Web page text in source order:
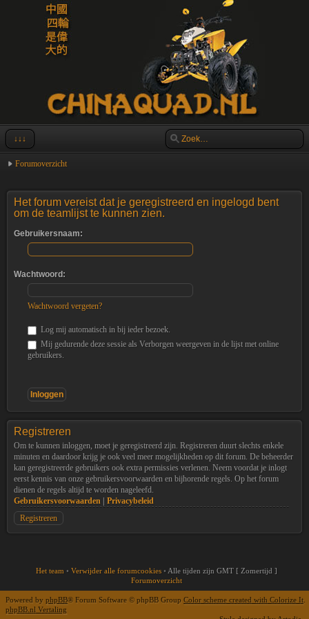
↓↓↓
Forumoverzicht
Het forum vereist dat je geregistreerd en ingelogd bent
om de teamlijst te kunnen zien.
Gebruikersnaam:
Wachtwoord:
Wachtwoord vergeten?
Log mij automatisch in bij ieder bezoek.
Mij gedurende deze sessie als Verborgen weergeven in de lijst met online
gebruikers.
Registreren
Om te kunnen inloggen, moet je geregistreerd zijn. Registreren duurt slechts enkele
minuten en daardoor krijg je ook veel meer mogelijkheden op dit forum. De beheerder
kan geregistreerde gebruikers ook extra permissies verlenen. Neem voordat je inlogt
eerst kennis van onze gebruikersvoorwaarden en bijhorende regels. Op het forum
dienen de regels altijd te worden nageleefd.
Gebruikersvoorwaarden
Privacybeleid
Registreren
Het team • Verwijder alle forumcookies • Alle tijden zijn GMT [ Zomertijd ]
Forumoverzicht
Powered by phpBB® Forum Software © phpBB Group Color scheme created with Colorize It
phpBB.nl Vertaling